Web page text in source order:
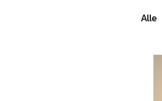
Alle